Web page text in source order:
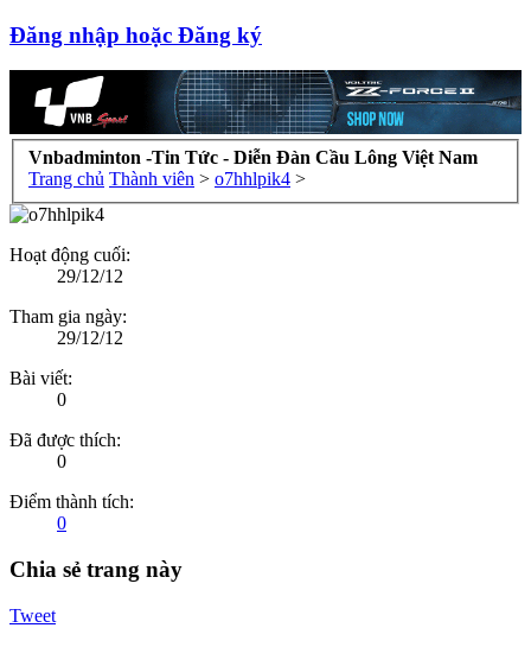
Đăng nhập hoặc Đăng ký
Vnbadminton -Tin Tức - Diễn Đàn Cầu Lông Việt Nam
Trang chủ Thành viên > o7hhlpik4 >
Hoạt động cuối:
29/12/12
Tham gia ngày:
29/12/12
Bài viết:
0
Đã được thích:
0
Điểm thành tích:
0
Chia sẻ trang này
Tweet